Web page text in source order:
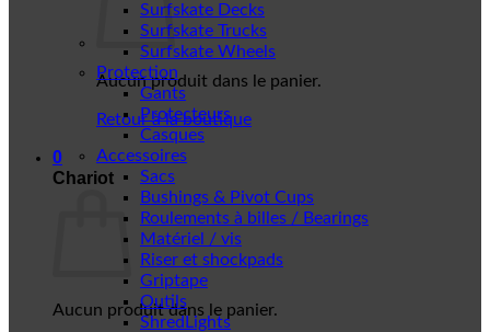
Aucun produit dans le panier.
Retour à la boutique
0
Chariot
Aucun produit dans le panier.
Surfskate Decks
Surfskate Trucks
Surfskate Wheels
Protection
Gants
Protecteurs
Casques
Accessoires
Sacs
Bushings & Pivot Cups
Roulements à billes / Bearings
Matériel / vis
Riser et shockpads
Griptape
Outils
ShredLights